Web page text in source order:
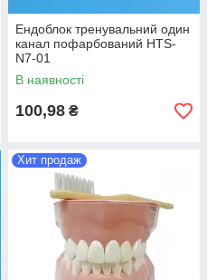
Ендоблок тренувальний один
канал пофарбований HTS-
N7-01
В наявності
100,98 ₴
Хит продаж